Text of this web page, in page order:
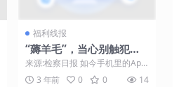
福利线报
“薅羊毛”，当心别触犯法
律
来源:检察日报 如今手机里的App
越来越多，为了吸引关注，增强
用户黏合度，不少商...
3 年前 0 0 14